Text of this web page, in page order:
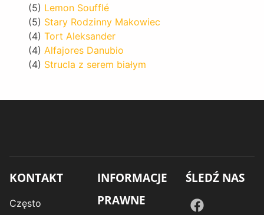
(5) Lemon Soufflé
(5) Stary Rodzinny Makowiec
(4) Tort Aleksander
(4) Alfajores Danubio
(4) Strucla z serem białym
KONTAKT
Często
INFORMACJE
PRAWNE
ŚLEDŹ NAS